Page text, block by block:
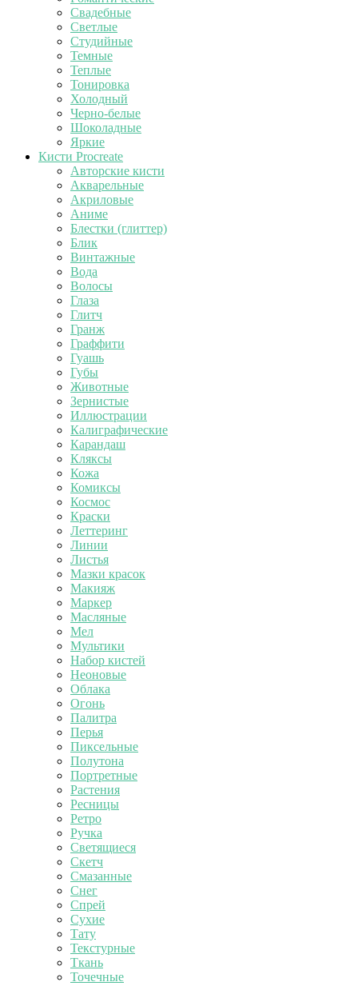
Свадебные
Светлые
Студийные
Темные
Теплые
Тонировка
Холодный
Черно-белые
Шоколадные
Яркие
Кисти Procreate
Авторские кисти
Акварельные
Акриловые
Аниме
Блестки (глиттер)
Блик
Винтажные
Вода
Волосы
Глаза
Глитч
Гранж
Граффити
Гуашь
Губы
Животные
Зернистые
Иллюстрации
Калиграфические
Карандаш
Кляксы
Кожа
Комиксы
Космос
Краски
Леттеринг
Линии
Листья
Мазки красок
Макияж
Маркер
Масляные
Мел
Мультики
Набор кистей
Неоновые
Облака
Огонь
Палитра
Перья
Пиксельные
Полутона
Портретные
Растения
Ресницы
Ретро
Ручка
Светящиеся
Скетч
Смазанные
Снег
Спрей
Сухие
Тату
Текстурные
Ткань
Точечные